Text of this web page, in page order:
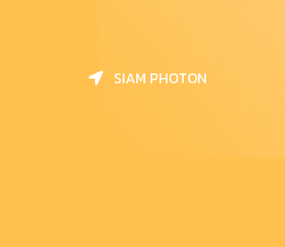
SIAM PHOTON